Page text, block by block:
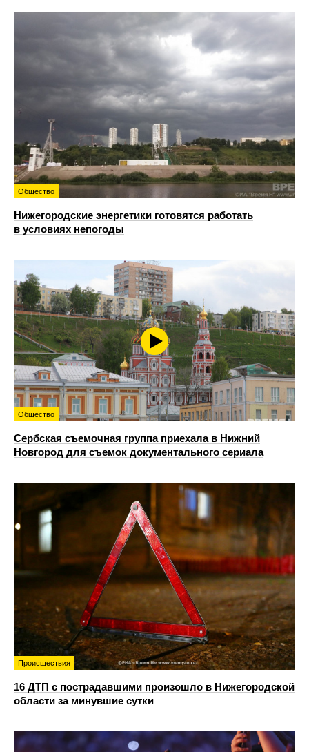
Общество
Нижегородские энергетики готовятся работать
в условиях непогоды
Общество
Сербская съемочная группа приехала в Нижний
Новгород для съемок документального сериала
Происшествия
16 ДТП с пострадавшими произошло в Нижегородской
области за минувшие сутки